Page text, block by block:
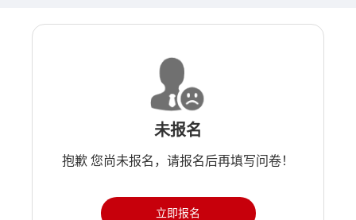
未报名
抱歉 您尚未报名，请报名后再填写问卷！
立即报名